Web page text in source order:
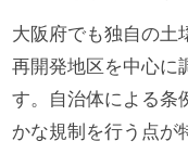
大阪府でも独自の土
再開発地区を中心に
す。自治体による条
かな規制を行う点が